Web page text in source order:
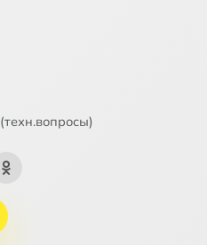
(техн.вопросы)